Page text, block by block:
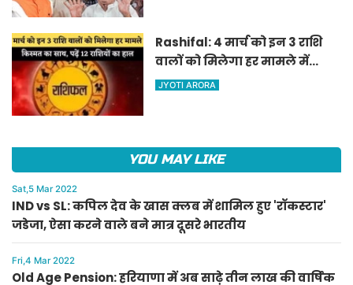
Rashifal: 4 मार्च को इन 3 राशि
वालों को मिलेगा हर मामले में
किस्मत का साथ, पढ़ें 12 राशियों का
JYOTI ARORA
YOU MAY LIKE
Sat,5 Mar 2022
IND vs SL: कपिल देव के खास क्लब में शामिल हुए 'रॉकस्टार'
जडेजा, ऐसा करने वाले बने मात्र दूसरे भारतीय
Fri,4 Mar 2022
Old Age Pension: हरियाणा में अब साढ़े तीन लाख की वार्षिक